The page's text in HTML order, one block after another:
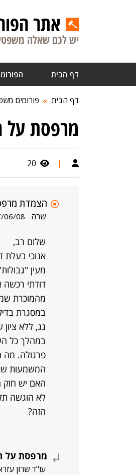
אתר
יש לכם שאלה
דף הבית
דף הבית פורומים
מרפסת על
|
20
הצמדת
שרה 06/08
שלום רב,
מעין
מהמוכרת
במסגרת
גג, ללא
פרגולה. מה
המשמעות
האם יש חוק
לא הוגשה
הזה?
מרפסת על
עו"ד שרון